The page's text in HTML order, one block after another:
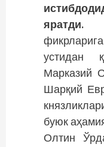
устидан
Марказий
Шарқий
буюк
Олтин